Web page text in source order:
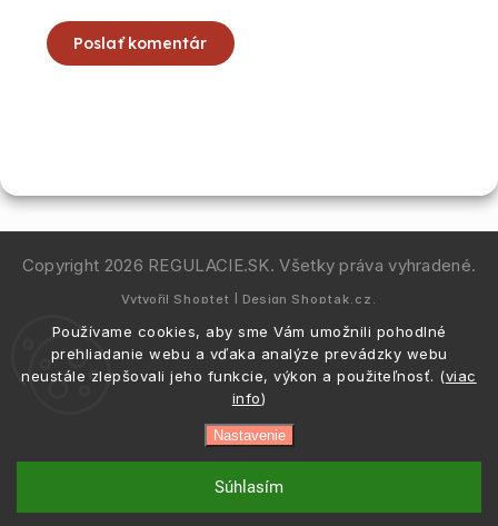
Používame cookies, aby sme Vám umožnili pohodlné
prehliadanie webu a vďaka analýze prevádzky webu
neustále zlepšovali jeho funkcie, výkon a použiteľnosť. (viac
info)
Nastavenie
Súhlasím
Poslať komentár
Copyright 2026 REGULACIE.SK. Všetky práva vyhradené.
Vytvořil Shoptet | Design Shoptak.cz.